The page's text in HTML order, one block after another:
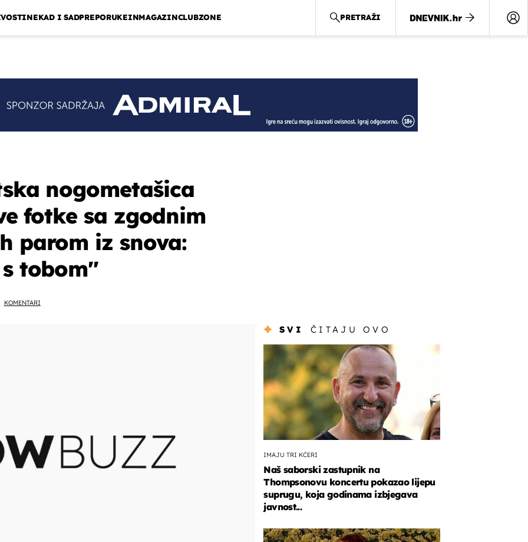
NEKAD I SADPREPORUKEINMAGAZINCLUBZONE PRETRAŽI
nogometašica
fotke sa zgodnim
parom iz snova:
tobom''
KOMENTARI
SVI ČITAJU OVO
IMAJU TRI KĆERI
Naš saborski zastupnik na
Thompsonovu koncertu pokazao lijepu
suprugu, koja godinama izbjegava
javnost...